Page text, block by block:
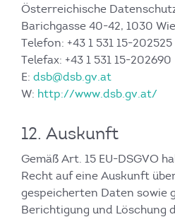
Österreichische
Barichgasse 40-42, 1030
Telefon: +43 1 531 15-202525
Telefax: +43 1 531 15-202690
E: dsb@dsb.gv.at
W: http://www.dsb.gv.at/
12. Auskunft
Gemäß Art. 15 EU-DSGVO
Recht auf eine Auskunft
gespeicherten Daten sowie
Berichtigung und Löschung